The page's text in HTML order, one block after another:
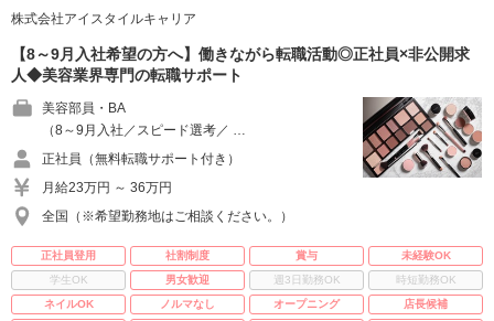
株式会社アイスタイルキャリア
【8～9月入社希望の方へ】働きながら転職活動◎正社員×非公開求
人◆美容業界専門の転職サポート
美容部員・BA
（8～9月入社／スピード選考／ …
正社員（無料転職サポート付き）
月給23万円 ～ 36万円
全国（※希望勤務地はご相談ください。）
正社員登用 社割制度 賞与
未経験OK
学生OK
男女歓迎 週3日勤務OK
時短勤務OK
ネイルOK
ノルマなし オープニング
店長候補